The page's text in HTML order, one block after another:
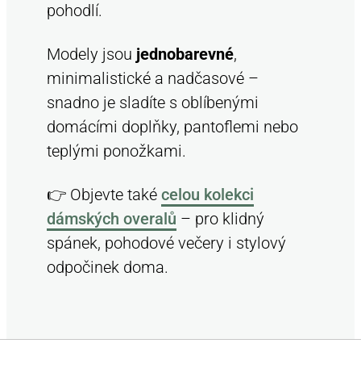
pohodlí.
Modely jsou jednobarevné,
minimalistické a nadčasové –
snadno je sladíte s oblíbenými
domácími doplňky, pantoflemi nebo
teplými ponožkami.
👉 Objevte také celou kolekci
dámských overalů – pro klidný
spánek, pohodové večery i stylový
odpočinek doma.